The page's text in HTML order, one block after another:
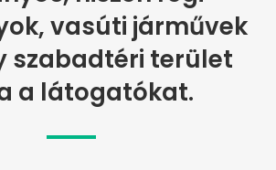
vasúti járművek
szabadtéri terület
a látogatókat.